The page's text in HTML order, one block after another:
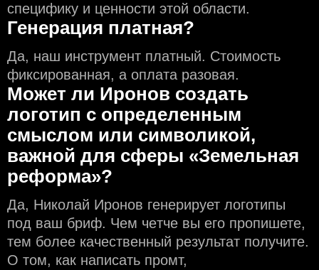
специфику и ценности этой области.
Генерация платная?
Да, наш инструмент платный. Стоимость
фиксированная, а оплата разовая.
Может ли Иронов создать
логотип с определeнным
смыслом или символикой,
важной для сферы «Земельная
реформа»?
Да, Николай Иронов генерирует логотипы
под ваш бриф. Чем чeтче вы его пропишете,
тем более качественный результат получите.
О том, как написать промт,